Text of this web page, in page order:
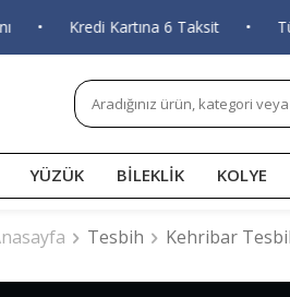
• Kredi Kartına 6 Taksit • Tüm
YÜZÜK BİLEKLİK KOLYE
Tesbih Kehribar